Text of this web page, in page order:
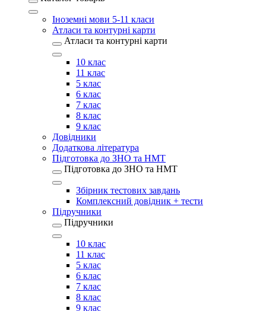
Іноземні мови 5-11 класи
Атласи та контурні карти
Атласи та контурні карти
10 клас
11 клас
5 клас
6 клас
7 клас
8 клас
9 клас
Довідники
Додаткова література
Підготовка до ЗНО та НМТ
Підготовка до ЗНО та НМТ
Збірник тестових завдань
Комплексний довідник + тести
Підручники
Підручники
10 клас
11 клас
5 клас
6 клас
7 клас
8 клас
9 клас